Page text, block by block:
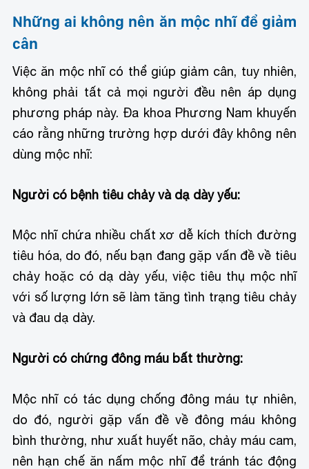
Những ai không nên ăn mộc nhĩ để giảm
cân
Việc ăn mộc nhĩ có thể giúp giảm cân, tuy nhiên,
không phải tất cả mọi người đều nên áp dụng
phương pháp này. Đa khoa Phương Nam khuyến
cáo rằng những trường hợp dưới đây không nên
dùng mộc nhĩ:
Người có bệnh tiêu chảy và dạ dày yếu:
Mộc nhĩ chứa nhiều chất xơ dễ kích thích đường
tiêu hóa, do đó, nếu bạn đang gặp vấn đề về tiêu
chảy hoặc có dạ dày yếu, việc tiêu thụ mộc nhĩ
với số lượng lớn sẽ làm tăng tình trạng tiêu chảy
và đau dạ dày.
Người có chứng đông máu bất thường:
Mộc nhĩ có tác dụng chống đông máu tự nhiên,
do đó, người gặp vấn đề về đông máu không
bình thường, như xuất huyết não, chảy máu cam,
nên hạn chế ăn nấm mộc nhĩ để tránh tác động